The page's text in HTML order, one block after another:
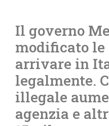
Il governo
modificato le
arrivare in
legalmente.
illegale
agenzia e